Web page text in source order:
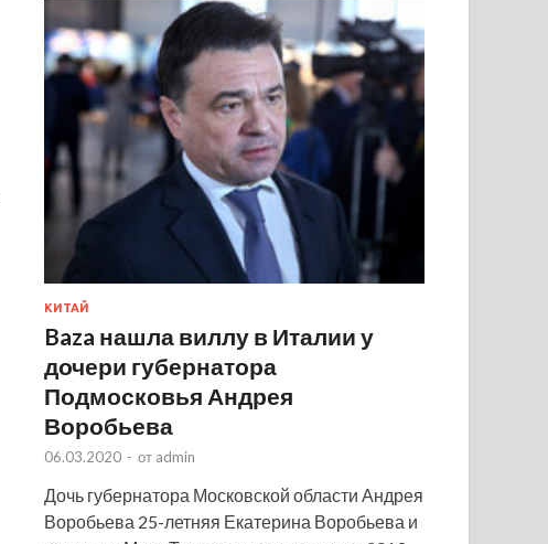
КИТАЙ
Baza нашла виллу в Италии у
дочери губернатора
Подмосковья Андрея
Воробьева
06.03.2020 - от admin
Дочь губернатора Московской области Андрея
Воробьева 25-летняя Екатерина Воробьева и